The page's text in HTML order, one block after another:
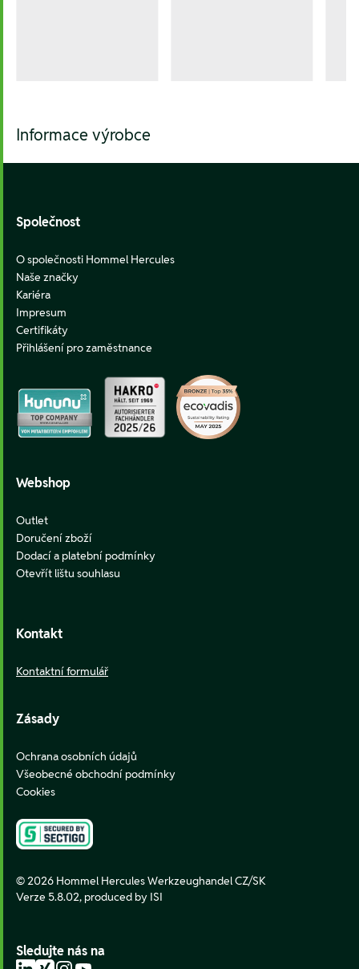
Informace výrobce
Společnost
O společnosti Hommel Hercules
Naše značky
Kariéra
Impresum
Certifikáty
Přihlášení pro zaměstnance
Webshop
Outlet
Doručení zboží
Dodací a platební podmínky
Otevřít lištu souhlasu
Kontakt
Kontaktní formulář
Zásady
Ochrana osobních údajů
Všeobecné obchodní podmínky
Cookies
© 2026 Hommel Hercules Werkzeughandel CZ/SK
Verze 5.8.02, produced by ISI
Sledujte nás na